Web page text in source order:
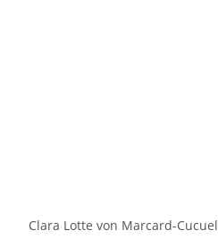
Clara Lotte von Marcard-Cucuel